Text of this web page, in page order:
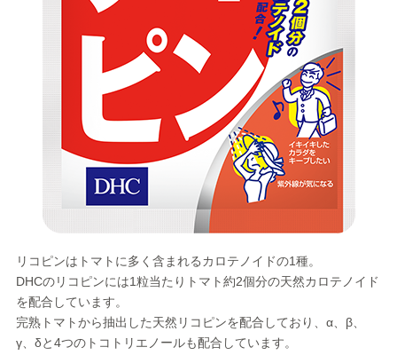
リコピンはトマトに多く含まれるカロテノイドの1種。
DHCのリコピンには1粒当たりトマト約2個分の天然カロテノイド
を配合しています。
完熟トマトから抽出した天然リコピンを配合しており、α、β、
γ、δと4つのトコトリエノールも配合しています。